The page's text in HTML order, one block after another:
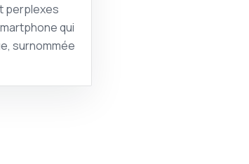
perplexes
qui
surnommée